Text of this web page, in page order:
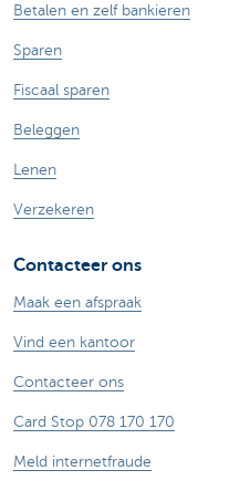
Betalen en zelf bankieren
Sparen
Fiscaal sparen
Beleggen
Lenen
Verzekeren
Contacteer ons
Maak een afspraak
Vind een kantoor
Contacteer ons
Card Stop 078 170 170
Meld internetfraude